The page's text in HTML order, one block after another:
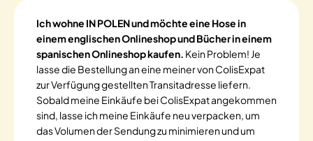
Ich wohne IN POLEN und möchte eine Hose in
einem englischen Onlineshop und Bücher in einem
spanischen Onlineshop kaufen. Kein Problem! Je
lasse die Bestellung an eine meiner von ColisExpat
zur Verfügung gestellten Transitadresse liefern.
Sobald meine Einkäufe bei ColisExpat angekommen
sind, lasse ich meine Einkäufe neu verpacken, um
das Volumen der Sendung zu minimieren und um